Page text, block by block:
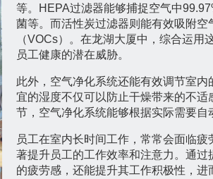
等。HEPA过滤器能够捕捉空气中
菌等。而活性炭过滤器则能有效吸附
（VOCs）。在龙湖大厦中，综合运
员工健康的潜在威胁。
此外，空气净化系统还能有效调节室
宜的湿度不仅可以防止干燥带来的不
节，空气净化系统能够根据实际需要自
员工在室内长时间工作，常常会面临
著提升员工的工作效率和注意力。通
的疲劳感，还能提升其工作积极性，进